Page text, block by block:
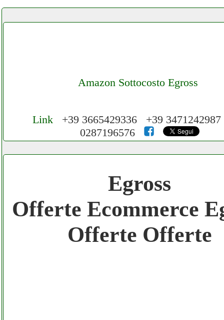
Amazon Sottocosto Egross
Cerchiamo Collaboratori per Lavoro nel
3.000 € Mese
Gratis registra il tuo Ecommerce nel
Gratis registra il tuo Sito di Annunci nel
Link+39 3665429336 +39
0287196576
Egross
Offerte Ecommerce
Offerte Offerte